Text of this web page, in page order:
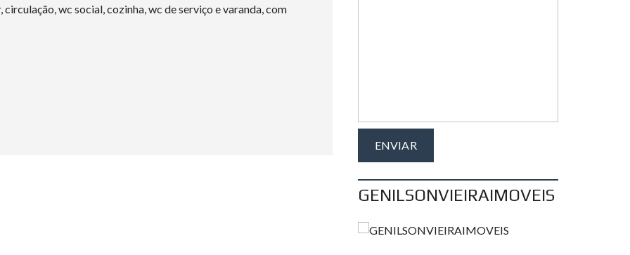
wc social, cozinha, wc de serviço e varanda, com
GENILSONVIEIRAIMOVEIS